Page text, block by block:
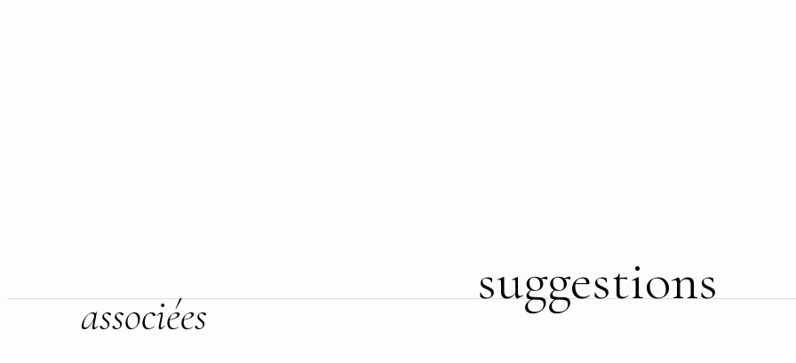
suggestions
associées